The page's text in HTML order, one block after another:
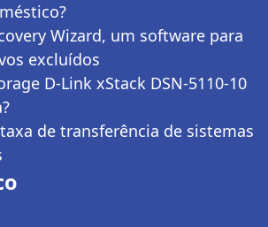
Wizard, um software para
excluídos
D-Link xStack DSN-5110-10
de transferência de sistemas